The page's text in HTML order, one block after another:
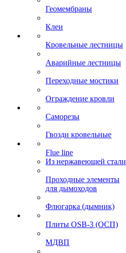
Геомембраны
Клеи
Кровельные лестницы
Аварийные лестницы
Переходные мостики
Ограждение кровли
Саморезы
Гвозди кровельные
Flue line
Из нержавеющей стали
Проходные элементы
для дымоходов
Флюгарка (дымник)
Плиты OSB-3 (ОСП)
МДВП